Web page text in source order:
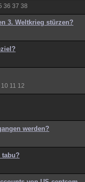
36 37 38
3. Weltkrieg stürzen?
10 11 12
werden?
tabu?